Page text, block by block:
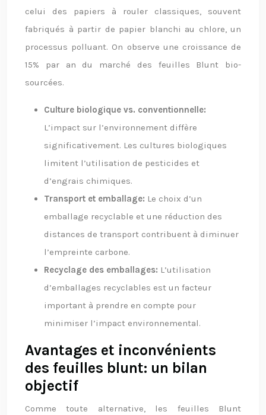
celui des papiers à rouler classiques, souvent
fabriqués à partir de papier blanchi au chlore, un
processus polluant. On observe une croissance de
15% par an du marché des feuilles Blunt bio-
sourcées.
Culture biologique vs. conventionnelle:
L’impact sur l’environnement diffère
significativement. Les cultures biologiques
limitent l’utilisation de pesticides et
d’engrais chimiques.
Transport et emballage: Le choix d’un
emballage recyclable et une réduction des
distances de transport contribuent à diminuer
l’empreinte carbone.
Recyclage des emballages: L’utilisation
d’emballages recyclables est un facteur
important à prendre en compte pour
minimiser l’impact environnemental.
Avantages et inconvénients
des feuilles blunt: un bilan
objectif
Comme toute alternative, les feuilles Blunt